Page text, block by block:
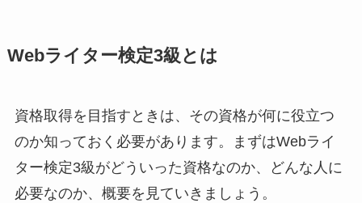
Webライター検定3級とは
資格取得を目指すときは、その資格が何に役立つ
のか知っておく必要があります。まずはWebライ
ター検定3級がどういった資格なのか、どんな人に
必要なのか、概要を見ていきましょう。